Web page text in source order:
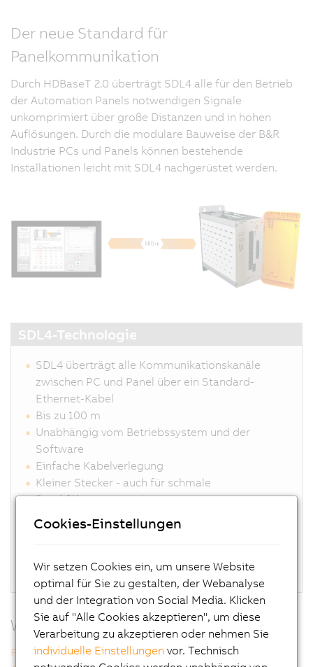
Der neue Standard für
Panelkommunikation
Durch HDBaseT 2.0 überträgt SDL4 alle für den Betrieb
der Automation Panels notwendigen Signale
unkomprimiert über große Distanzen und in hohen
Auflösungen. Durch die modulare Bauweise der B&R
Industrie PCs und Panels können bestehende
Installationen leicht mit SDL4 nachgerüstet werden.
SDL4-Technologie
SDL4 überträgt alle Kommunikationskanäle
zwischen PC und Panel über ein Standard-
Ethernet-Kabel
Bis zu 100 m
Unabhängig vom Betriebssystem und der
Software
Einfache Kabelverlegung
Kleiner Stecker - auch für schmale
Durchführungen geeignet
Keine CPU im Panel erforderlich
Keine Belastung des PC-Systems
Langzeitverfügbar
Weitere Informationen
Flexible Topologien mit SDL4
Cookies-Einstellungen
Wir setzen Cookies ein, um unsere Website
optimal für Sie zu gestalten, der Webanalyse
und der Integration von Social Media. Klicken
Sie auf "Alle Cookies akzeptieren", um diese
Verarbeitung zu akzeptieren oder nehmen Sie
individuelle Einstellungen vor. Technisch